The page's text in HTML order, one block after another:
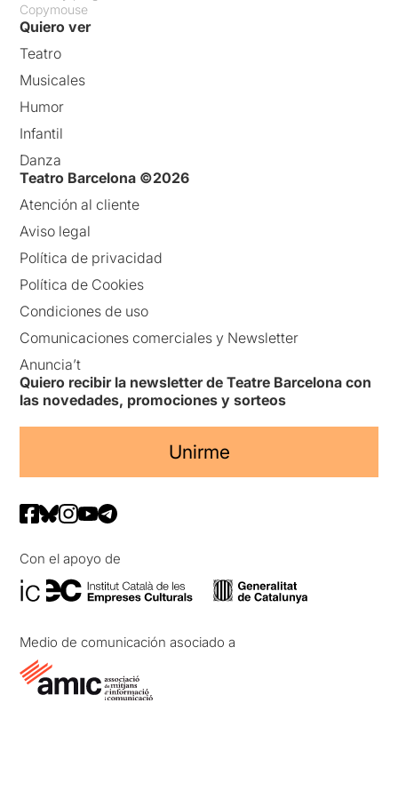
Copymouse
Quiero ver
Teatro
Musicales
Humor
Infantil
Danza
Teatro Barcelona ©2026
Atención al cliente
Aviso legal
Política de privacidad
Política de Cookies
Condiciones de uso
Comunicaciones comerciales y Newsletter
Anuncia’t
Quiero recibir la newsletter de Teatre Barcelona con
las novedades, promociones y sorteos
Unirme
Con el apoyo de
Medio de comunicación asociado a